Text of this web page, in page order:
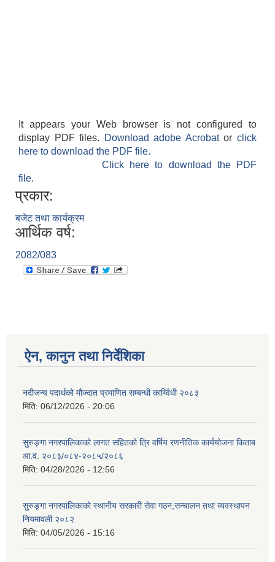
It appears your Web browser is not configured to
display PDF files.
Download adobe Acrobatorclick
here to download the PDF file.
Click here to download the PDF
file.
प्रकार:
बजेट तथा कार्यक्रम
आर्थिक वर्ष:
2082/083
ऐन, कानुन तथा निर्देशिका
नदीजन्य पदार्थको मौज्दात प्रमाणित सम्बन्धी कार्य्विधी २०८३
मिति: 06/12/2026 - 20:06
सुरुङ्गा नगरपालिकाको लागत सहितको त्रि वर्षिय रणनीतिक कार्ययोजना किताब
आ.व. २०८३/०८४-२०८५/२०८६
मिति: 04/28/2026 - 12:56
सुरुङ्गा नगरपालिकाको स्थानीय सरकारी सेवा गठन,सन्चालन तथा व्यवस्थापन
नियमावली २०८२
मिति: 04/05/2026 - 15:16